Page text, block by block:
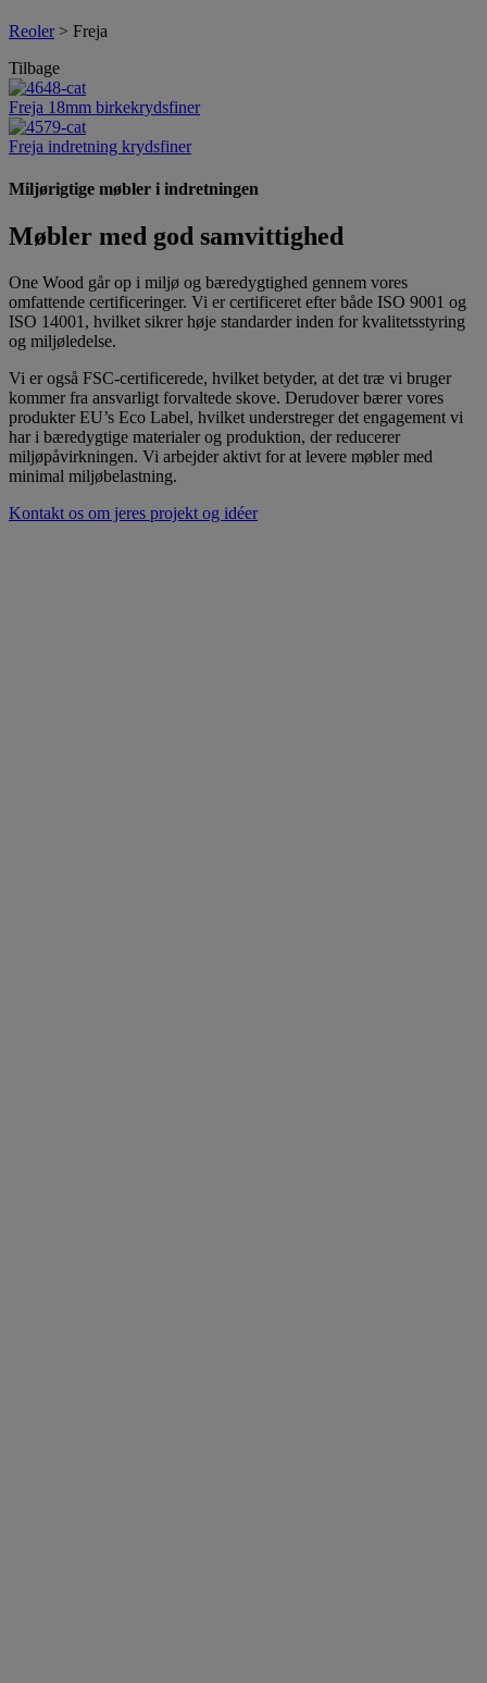
Reoler > Freja
Tilbage
Freja 18mm birkekrydsfiner
Freja indretning krydsfiner
Miljørigtige møbler i indretningen
Møbler med god samvittighed
One Wood går op i miljø og bæredygtighed gennem vores
omfattende certificeringer. Vi er certificeret efter både ISO 9001 og
ISO 14001, hvilket sikrer høje standarder inden for kvalitetsstyring
og miljøledelse.
Vi er også FSC-certificerede, hvilket betyder, at det træ vi bruger
kommer fra ansvarligt forvaltede skove. Derudover bærer vores
produkter EU’s Eco Label, hvilket understreger det engagement vi
har i bæredygtige materialer og produktion, der reducerer
miljøpåvirkningen. Vi arbejder aktivt for at levere møbler med
minimal miljøbelastning.
Kontakt os om jeres projekt og idéer